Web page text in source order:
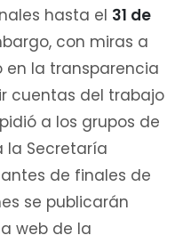
hasta el 31 de
con miras a
en la transparencia
cuentas del trabajo
a los grupos de
la Secretaría
de finales de
se publicarán
web de la